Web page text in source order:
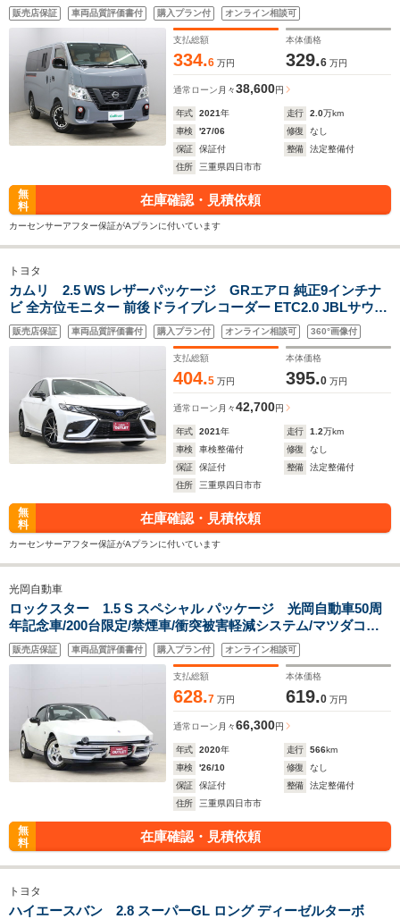
正 ドライブレコーダー 革調シートカバー 片側パワースライド
ドア エマージェンシーブレーキ リアヒーター/クーラー ホワ
イトレタータイヤ
販売店保証 車両品質評価書付 購入プラン付 オンライン相談可
支払総額
334.6 万円
本体価格
329.6 万円
通常ローン 月々38,600円
年式 2021年 走行 2.0万km
車検
'27/06 修復
なし
保証
保証付 整備
法定整備付
住所
三重県四日市市
無
料
在庫確認・見積依頼
カーセンサーアフター保証がAプランに付いています
トヨタ
カムリ 2.5 WS レザーパッケージ GRエアロ 純正9インチナ
ビ 全方位モニター 前後ドライブレコーダー ETC2.0 JBLサウン
ドシステム ワイヤレス充電 シートヒーター パワーシート GR
ドレスアップマフラー ハーフレザーシート パドルシフト
販売店保証 車両品質評価書付 購入プラン付 オンライン相談可 360°画像付
支払総額
404.5 万円
本体価格
395.0 万円
通常ローン 月々42,700円
年式 2021年 走行 1.2万km
車検
車検整備付 修復
なし
保証
保証付 整備
法定整備付
住所
三重県四日市市
無
料
在庫確認・見積依頼
カーセンサーアフター保証がAプランに付いています
光岡自動車
ロックスター 1.5 S スペシャル パッケージ 光岡自動車50周
年記念車/200台限定/禁煙車/衝突被害軽減システム/マツダコネ
クト・SDナビ・地デジTV・Bluetooth/バックカメラ/前方ドラ
イブレコーダー/シートヒーター/ETC/純正15インチアルミホイ
販売店保証 車両品質評価書付 購入プラン付 オンライン相談可
支払総額
628.7 万円
本体価格
619.0 万円
通常ローン 月々66,300円
年式 2020年 走行 566km
車検
'26/10 修復
なし
保証
保証付 整備
法定整備付
住所
三重県四日市市
無
料
在庫確認・見積依頼
トヨタ
ハイエースバン 2.8 スーパーGL ロング ディーゼルターボ